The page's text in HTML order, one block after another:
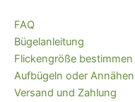
FAQ
Bügelanleitung
Flickengröße bestimmen
Aufbügeln oder Annähen
Versand und Zahlung